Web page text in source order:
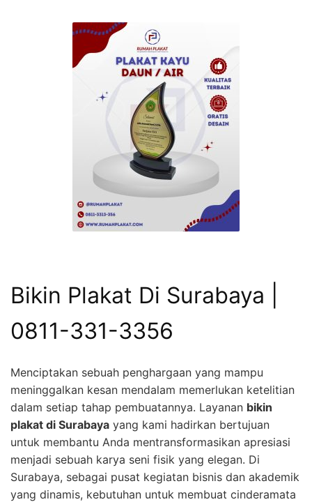
Bikin Plakat Di Surabaya |
0811-331-3356
Menciptakan sebuah penghargaan yang mampu
meninggalkan kesan mendalam memerlukan ketelitian
dalam setiap tahap pembuatannya. Layanan bikin
plakat di Surabaya yang kami hadirkan bertujuan
untuk membantu Anda mentransformasikan apresiasi
menjadi sebuah karya seni fisik yang elegan. Di
Surabaya, sebagai pusat kegiatan bisnis dan akademik
yang dinamis, kebutuhan untuk membuat cinderamata